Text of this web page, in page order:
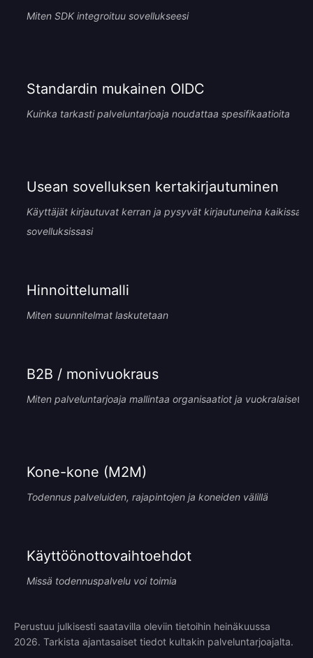
Miten SDK integroituu sovellukseesi
Standardin mukainen OIDC
Kuinka tarkasti palveluntarjoaja noudattaa spesifikaatioita
Usean sovelluksen kertakirjautuminen
Käyttäjät kirjautuvat kerran ja pysyvät kirjautuneina kaikissa
sovelluksissasi
Hinnoittelumalli
Miten suunnitelmat laskutetaan
B2B / monivuokraus
Miten palveluntarjoaja mallintaa organisaatiot ja vuokralaiset
Kone-kone (M2M)
Todennus palveluiden, rajapintojen ja koneiden välillä
Käyttöönottovaihtoehdot
Missä todennuspalvelu voi toimia
Perustuu julkisesti saatavilla oleviin tietoihin heinäkuussa
2026. Tarkista ajantasaiset tiedot kultakin palveluntarjoajalta.